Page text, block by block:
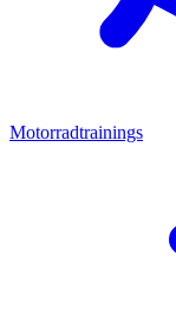
Motorradtrainings